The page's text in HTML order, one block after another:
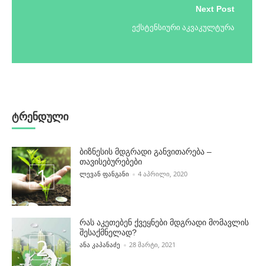
Next Post
ექსტენსიური აკვაკულტურა
ტრენდული
ბიზნესის მდგრადი განვითარება –
თავისებურებები
POSTED BY
ᲚᲔᲕᲐᲜ ᲤᲐᲜᲒᲐᲜᲘ 4 ᲐᲞᲠᲘᲚᲘ, 2020
რას აკეთებენ ქვეყნები მდგრადი მომავლის
შესაქმნელად?
POSTED BY
ᲐᲜᲐ ᲙᲐᲞᲐᲜᲐᲫᲔ 28 ᲛᲐᲠᲢᲘ, 2021